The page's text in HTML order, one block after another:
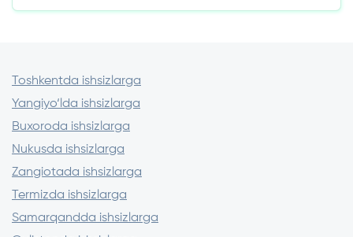
Birinchi qarz odatda eng kichigi bo‘ladi
Oldindan to‘lov talab qiladigan
kreditorlardan qoching
Toshkentda ishsizlarga
Yangiyo‘lda ishsizlarga
Buxoroda ishsizlarga
Nukusda ishsizlarga
Zangiotada ishsizlarga
Termizda ishsizlarga
Samarqandda ishsizlarga